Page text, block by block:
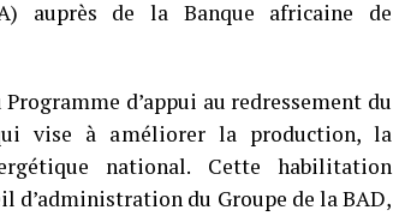
auprès de la Banque africaine de
d’appui au redressement du
vise à améliorer la production, la
national. Cette habilitation
d’administration du Groupe de la BAD,